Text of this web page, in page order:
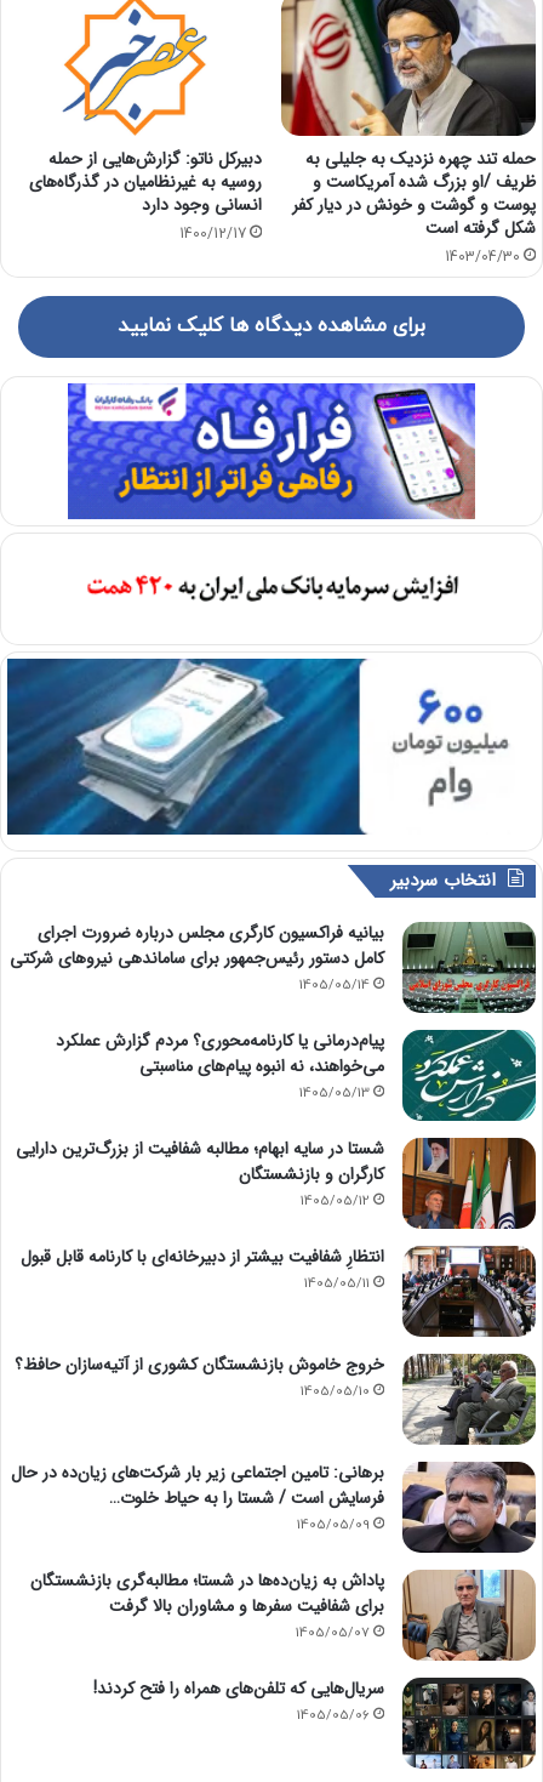
حمله تند چهره نزدیک به جلیلی به
ظریف /او بزرگ شده آمریکاست و
پوست و گوشت و خونش در دیار کفر
شکل گرفته است
1403/04/30
دبیرکل ناتو: گزارش‌هایی از حمله
روسیه به غیرنظامیان در گذرگاه‌های
انسانی وجود دارد
1400/12/17
برای مشاهده دیدگاه ها کلیک نمایید
انتخاب سردبیر
بیانیه فراکسیون کارگری مجلس درباره ضرورت اجرای
کامل دستور رئیس‌جمهور برای ساماندهی نیروهای شرکتی
1405/05/14
پیام‌درمانی یا کارنامه‌محوری؟ مردم گزارش عملکرد
می‌خواهند، نه انبوه پیام‌های مناسبتی
1405/05/13
شستا در سایه ابهام؛ مطالبه شفافیت از بزرگ‌ترین دارایی
کارگران و بازنشستگان
1405/05/12
انتظارِ شفافیت بیشتر از دبیرخانه‌ای با کارنامه قابل قبول
1405/05/11
خروج خاموش بازنشستگان کشوری از آتیه‌سازان حافظ؟
1405/05/10
برهانی: تامین اجتماعی زیر بار شرکت‌های زیان‌ده در حال
فرسایش است / شستا را به حیاط خلوت…
1405/05/09
پاداش به زیان‌ده‌ها در شستا؛ مطالبه‌گری بازنشستگان
برای شفافیت سفرها و مشاوران بالا گرفت
1405/05/07
سریال‌هایی که تلفن‌های همراه را فتح کردند!
1405/05/06